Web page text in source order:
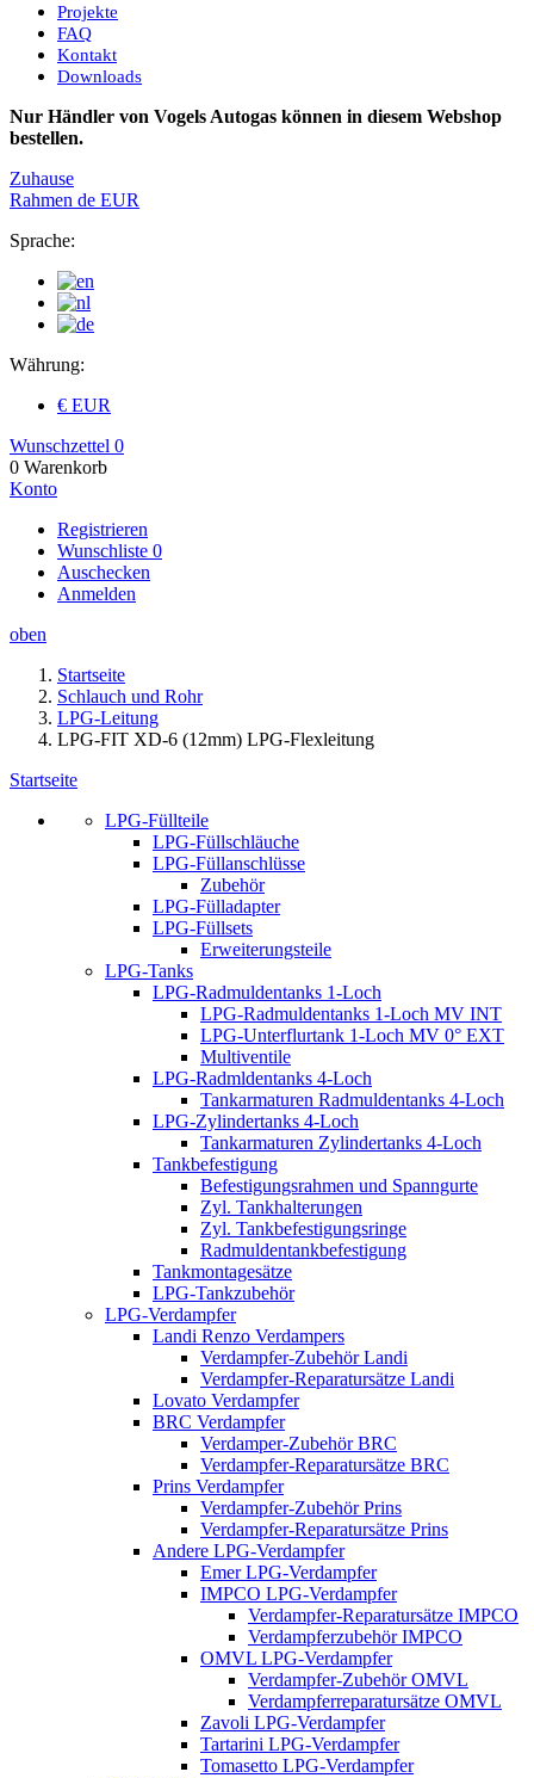
Projekte
FAQ
Kontakt
Downloads
Nur Händler von Vogels Autogas können in diesem Webshop
bestellen.
Zuhause
Rahmen de EUR
Sprache:
Währung:
€ EUR
Wunschzettel 0
0 Warenkorb
Konto
Registrieren
Wunschliste 0
Auschecken
Anmelden
oben
Startseite
Schlauch und Rohr
LPG-Leitung
LPG-FIT XD-6 (12mm) LPG-Flexleitung
Startseite
LPG-Füllteile
LPG-Füllschläuche
LPG-Füllanschlüsse
Zubehör
LPG-Fülladapter
LPG-Füllsets
Erweiterungsteile
LPG-Tanks
LPG-Radmuldentanks 1-Loch
LPG-Radmuldentanks 1-Loch MV INT
LPG-Unterflurtank 1-Loch MV 0° EXT
Multiventile
LPG-Radmldentanks 4-Loch
Tankarmaturen Radmuldentanks 4-Loch
LPG-Zylindertanks 4-Loch
Tankarmaturen Zylindertanks 4-Loch
Tankbefestigung
Befestigungsrahmen und Spanngurte
Zyl. Tankhalterungen
Zyl. Tankbefestigungsringe
Radmuldentankbefestigung
Tankmontagesätze
LPG-Tankzubehör
LPG-Verdampfer
Landi Renzo Verdampers
Verdampfer-Zubehör Landi
Verdampfer-Reparatursätze Landi
Lovato Verdampfer
BRC Verdampfer
Verdamper-Zubehör BRC
Verdampfer-Reparatursätze BRC
Prins Verdampfer
Verdampfer-Zubehör Prins
Verdampfer-Reparatursätze Prins
Andere LPG-Verdampfer
Emer LPG-Verdampfer
IMPCO LPG-Verdampfer
Verdampfer-Reparatursätze IMPCO
Verdampferzubehör IMPCO
OMVL LPG-Verdampfer
Verdampfer-Zubehör OMVL
Verdampferreparatursätze OMVL
Zavoli LPG-Verdampfer
Tartarini LPG-Verdampfer
Tomasetto LPG-Verdampfer